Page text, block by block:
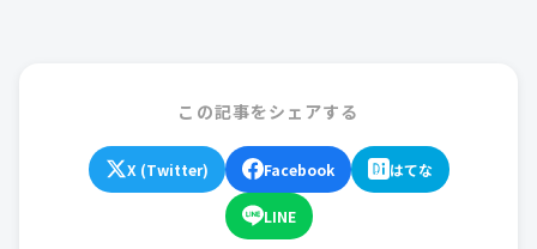
この記事をシェアする
X (Twitter) Facebook はてな
LINE